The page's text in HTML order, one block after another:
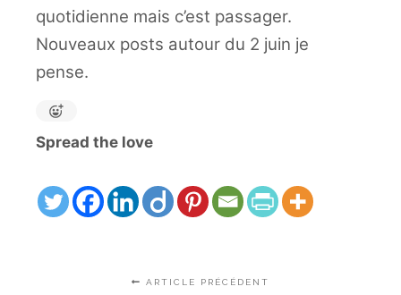
quotidienne mais c’est passager.
Nouveaux posts autour du 2 juin je
pense.
Spread the love
ARTICLE PRÉCÉDENT